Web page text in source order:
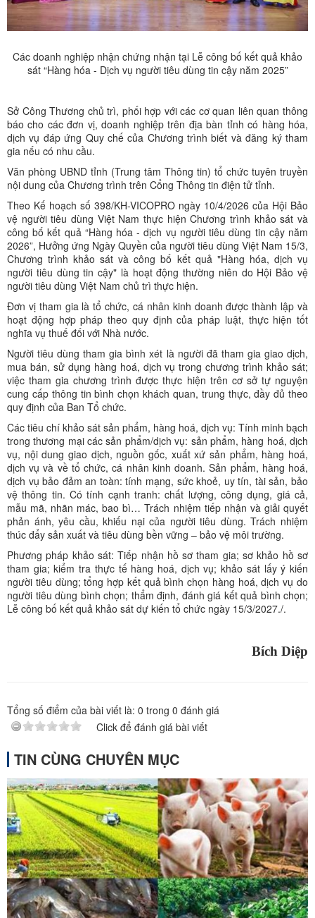
Các doanh nghiệp nhận chứng nhận tại Lễ công bố kết quả khảo
sát “Hàng hóa - Dịch vụ người tiêu dùng tin cậy năm 2025”
Sở Công Thương chủ trì, phối hợp với các cơ quan liên quan thông
báo cho các đơn vị, doanh nghiệp trên địa bàn tỉnh có hàng hóa,
dịch vụ đáp ứng Quy chế của Chương trình biết và đăng ký tham
gia nếu có nhu cầu.
Văn phòng UBND tỉnh (Trung tâm Thông tin) tổ chức tuyên truyền
nội dung của Chương trình trên Cổng Thông tin điện tử tỉnh.
Theo Kế hoạch số 398/KH-VICOPRO ngày 10/4/2026 của Hội Bảo
vệ người tiêu dùng Việt Nam thực hiện Chương trình khảo sát và
công bố kết quả “Hàng hóa - dịch vụ người tiêu dùng tin cậy năm
2026”, Hưởng ứng Ngày Quyền của người tiêu dùng Việt Nam 15/3,
Chương trình khảo sát và công bố kết quả "Hàng hóa, dịch vụ
người tiêu dùng tin cậy" là hoạt động thường niên do Hội Bảo vệ
người tiêu dùng Việt Nam chủ trì thực hiện.
Đơn vị tham gia là tổ chức, cá nhân kinh doanh được thành lập và
hoạt động hợp pháp theo quy định của pháp luật, thực hiện tốt
nghĩa vụ thuế đối với Nhà nước.
Người tiêu dùng tham gia bình xét là người đã tham gia giao dịch,
mua bán, sử dụng hàng hoá, dịch vụ trong chương trình khảo sát;
việc tham gia chương trình được thực hiện trên cơ sở tự nguyện
cung cấp thông tin bình chọn khách quan, trung thực, đầy đủ theo
quy định của Ban Tổ chức.
Các tiêu chí khảo sát sản phẩm, hàng hoá, dịch vụ: Tính minh bạch
trong thương mại các sản phẩm/dịch vụ: sản phẩm, hàng hoá, dịch
vụ, nội dung giao dịch, nguồn gốc, xuất xứ sản phẩm, hàng hoá,
dịch vụ và về tổ chức, cá nhân kinh doanh. Sản phẩm, hàng hoá,
dịch vụ bảo đảm an toàn: tính mạng, sức khoẻ, uy tín, tài sản, bảo
vệ thông tin. Có tính cạnh tranh: chất lượng, công dụng, giá cả,
mẫu mã, nhãn mác, bao bì… Trách nhiệm tiếp nhận và giải quyết
phản ánh, yêu cầu, khiếu nại của người tiêu dùng. Trách nhiệm
thúc đẩy sản xuất và tiêu dùng bền vững – bảo vệ môi trường.
Phương pháp khảo sát: Tiếp nhận hồ sơ tham gia; sơ khảo hồ sơ
tham gia; kiểm tra thực tế hàng hoá, dịch vụ; khảo sát lấy ý kiến
người tiêu dùng; tổng hợp kết quả bình chọn hàng hoá, dịch vụ do
người tiêu dùng bình chọn; thẩm định, đánh giá kết quả bình chọn;
Lễ công bố kết quả khảo sát dự kiến tổ chức ngày 15/3/2027./.
Bích Diệp
Tổng số điểm của bài viết là: 0 trong 0 đánh giá
Click để đánh giá bài viết
TIN CÙNG CHUYÊN MỤC